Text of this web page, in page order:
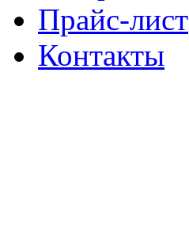
Прайс-лист
Контакты